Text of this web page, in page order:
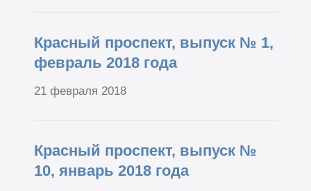
Красный проспект, выпуск № 1,
февраль 2018 года
21 февраля 2018
Красный проспект, выпуск №
10, январь 2018 года